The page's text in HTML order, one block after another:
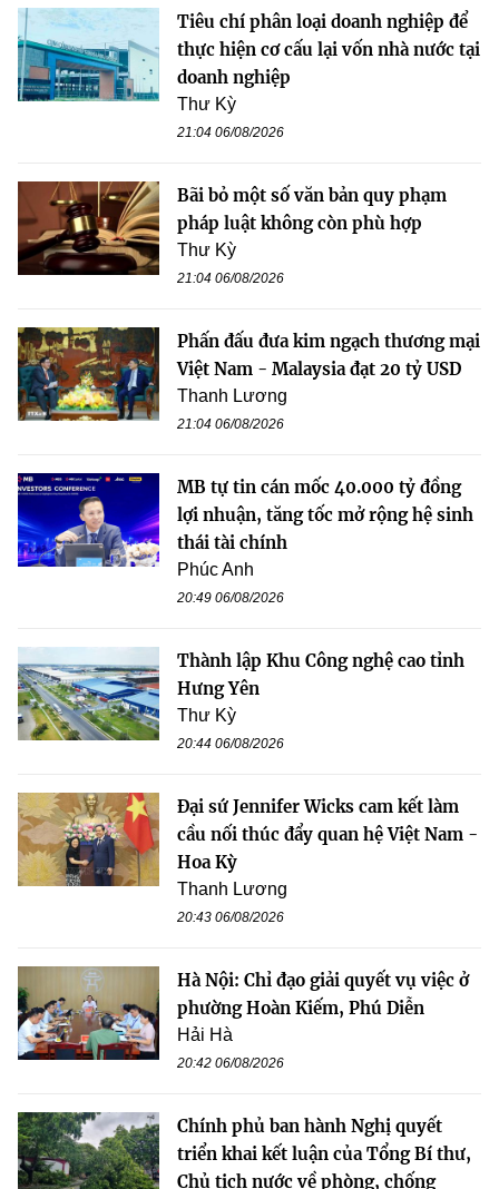
Tiêu chí phân loại doanh nghiệp để
thực hiện cơ cấu lại vốn nhà nước tại
doanh nghiệp
Thư Kỳ
21:04 06/08/2026
Bãi bỏ một số văn bản quy phạm
pháp luật không còn phù hợp
Thư Kỳ
21:04 06/08/2026
Phấn đấu đưa kim ngạch thương mại
Việt Nam - Malaysia đạt 20 tỷ USD
Thanh Lương
21:04 06/08/2026
MB tự tin cán mốc 40.000 tỷ đồng
lợi nhuận, tăng tốc mở rộng hệ sinh
thái tài chính
Phúc Anh
20:49 06/08/2026
Thành lập Khu Công nghệ cao tỉnh
Hưng Yên
Thư Kỳ
20:44 06/08/2026
Đại sứ Jennifer Wicks cam kết làm
cầu nối thúc đẩy quan hệ Việt Nam -
Hoa Kỳ
Thanh Lương
20:43 06/08/2026
Hà Nội: Chỉ đạo giải quyết vụ việc ở
phường Hoàn Kiếm, Phú Diễn
Hải Hà
20:42 06/08/2026
Chính phủ ban hành Nghị quyết
triển khai kết luận của Tổng Bí thư,
Chủ tịch nước về phòng, chống